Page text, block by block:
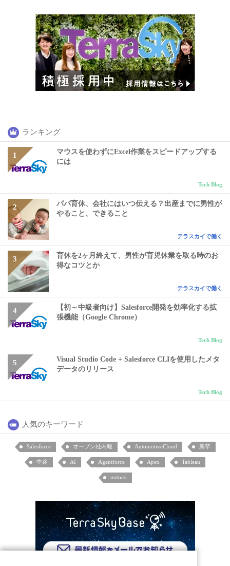
ランキング
マウスを使わずにExcel作業をスピードアップする
には
Tech Blog
パパ育休、会社にはいつ伝える？出産までに男性が
やること、できること
テラスカイで働く
育休を2ヶ月終えて、男性が育児休業を取る時のお
得なコツとか
テラスカイで働く
【初～中級者向け】Salesforce開発を効率化する拡
張機能（Google Chrome）
Tech Blog
Visual Studio Code + Salesforce CLIを使用したメタ
データのリリース
Tech Blog
人気のキーワード
Salesforce オープン社内報 AutomotiveCloud 新卒
中途 AI Agentforce Apex Tableau
mitoco